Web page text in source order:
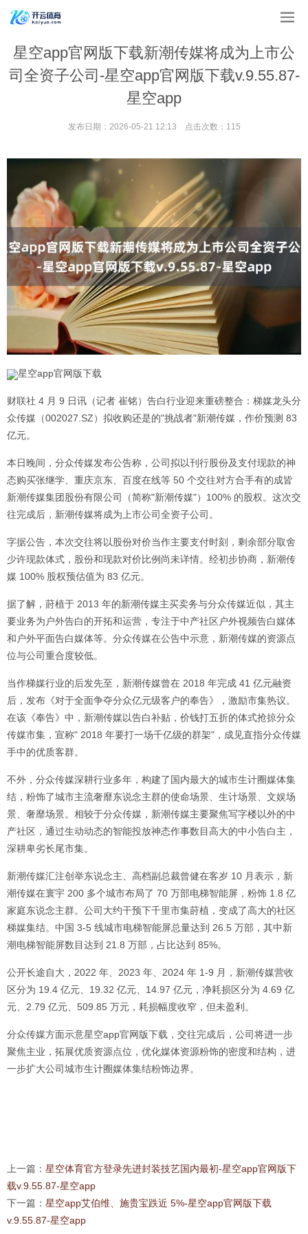
星空app官网版下载新潮传媒将成为上市公
司全资子公司-星空app官网版下载v.9.55.87-
星空app
发布日期：2026-05-21 12:13 点击次数：115
星空app官网版下载
财联社 4 月 9 日讯（记者 崔铭）告白行业迎来重磅整合：梯媒龙头分
众传媒（002027.SZ）拟收购还是的"挑战者"新潮传媒，作价预测 83
亿元。
本日晚间，分众传媒发布公告称，公司拟以刊行股份及支付现款的神
态购买张继学、重庆京东、百度在线等 50 个交往对方合手有的成皆
新潮传媒集团股份有限公司（简称"新潮传媒"）100% 的股权。这次交
往完成后，新潮传媒将成为上市公司全资子公司。
字据公告，本次交往将以股份对价当作主要支付时刻，剩余部分取舍
少许现款体式，股份和现款对价比例尚未详情。经初步协商，新潮传
媒 100% 股权预估值为 83 亿元。
据了解，莳植于 2013 年的新潮传媒主买卖务与分众传媒近似，其主
要业务为户外告白的开拓和运营，专注于中产社区户外视频告白媒体
和户外平面告白媒体等。分众传媒在公告中示意，新潮传媒的资源点
位与公司重合度较低。
当作梯媒行业的后发先至，新潮传媒曾在 2018 年完成 41 亿元融资
后，发布《对于全面争夺分众亿元级客户的奉告》，激励市集热议。
在该《奉告》中，新潮传媒以告白补贴，价钱打五折的体式抢掠分众
传媒市集，宣称" 2018 年要打一场千亿级的群架"，成见直指分众传媒
手中的优质客群。
不外，分众传媒深耕行业多年，构建了国内最大的城市生计圈媒体集
结，粉饰了城市主流奢靡东说念主群的使命场景、生计场景、文娱场
景、奢靡场景。相较于分众传媒，新潮传媒主要聚焦写字楼以外的中
产社区，通过生动动态的智能投放神态作事数目高大的中小告白主，
深耕卑劣长尾市集。
新潮传媒汇注创举东说念主、高档副总裁曾健在客岁 10 月表示，新
潮传媒在寰宇 200 多个城市布局了 70 万部电梯智能屏，粉饰 1.8 亿
家庭东说念主群。公司大约干预下千里市集莳植，变成了高大的社区
梯媒集结。中国 3-5 线城市电梯智能屏总量达到 26.5 万部，其中新
潮电梯智能屏数目达到 21.8 万部，占比达到 85%。
公开长途自大，2022 年、2023 年、2024 年 1-9 月，新潮传媒营收
区分为 19.4 亿元、19.32 亿元、14.97 亿元，净耗损区分为 4.69 亿
元、2.79 亿元、509.85 万元，耗损幅度收窄，但未盈利。
分众传媒方面示意星空app官网版下载，交往完成后，公司将进一步
聚焦主业，拓展优质资源点位，优化媒体资源粉饰的密度和结构，进
一步扩大公司城市生计圈媒体集结粉饰边界。
上一篇： 星空体育官方登录先进封装技艺国内最初-星空app官网版下
载v.9.55.87-星空app
下一篇： 星空app艾伯维、施贵宝跌近 5%-星空app官网版下载
v.9.55.87-星空app